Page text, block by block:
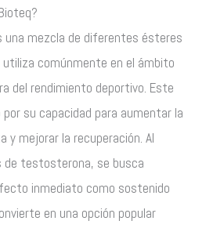
una mezcla de diferentes ésteres
comúnmente en el ámbito
del rendimiento deportivo. Este
su capacidad para aumentar la
y mejorar la recuperación. Al
de testosterona, se busca
inmediato como sostenido
en una opción popular